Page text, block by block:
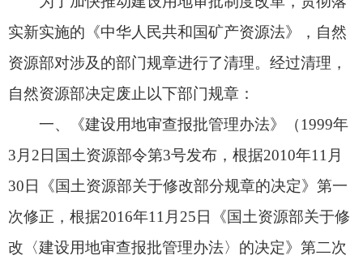
次修正，根据2016年11月25日《国土资源部关于修
改〈建设用地审查报批管理办法〉的决定》第二次
修正）。
二、《矿山地质环境保护规定》（2009年3月2
日国土资源部令第44号发布，根据2015年5月6日
资质管理办法〉等5部规章的决定》第一次修正，根
据2016年1月5日《国土资源部关于修改和废止部分
规章的决定》第二次修正，根据2019年7月16日